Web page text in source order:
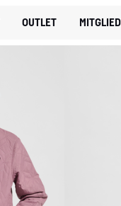
OUTLET